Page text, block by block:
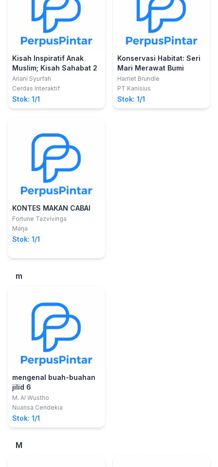
Kisah Inspiratif Anak
Muslim; Kisah Sahabat 2
Ariani Syurfah
Cerdas Interaktif
Stok: 1/1
Konservasi Habitat: Seri
Mari Merawat Bumi
Harriet Brundle
PT Kanisius
Stok: 1/1
KONTES MAKAN CABAI
Fortune Tazvivinga
Marja
Stok: 1/1
m
mengenal buah-buahan
jilid 6
M. Al Wustho
Nuansa Cendekia
Stok: 1/1
M